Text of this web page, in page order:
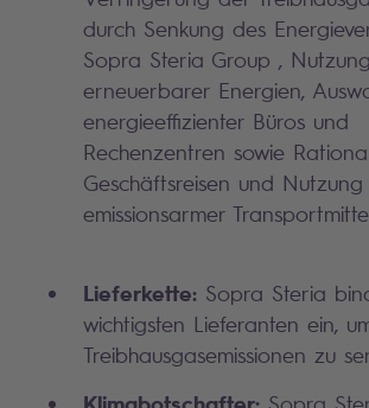
durch Senkung des
Sopra Steria Group , Nutzung
erneuerbarer Energien,
energieeffizienter Büros und
Rechenzentren sowie
Geschäftsreisen und Nutzung
emissionsarmer
Lieferkette: Sopra Steria
wichtigsten Lieferanten ein,
Treibhausgasemissionen zu